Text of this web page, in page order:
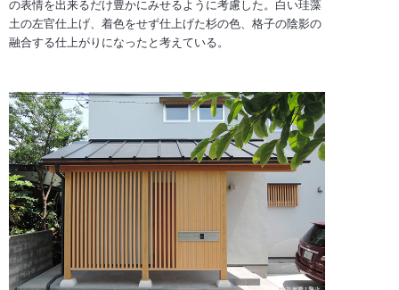
の表情を出来るだけ豊かにみせるように考慮した。白い珪藻
土の左官仕上げ、着色をせず仕上げた杉の色、格子の陰影の
融合する仕上がりになったと考えている。